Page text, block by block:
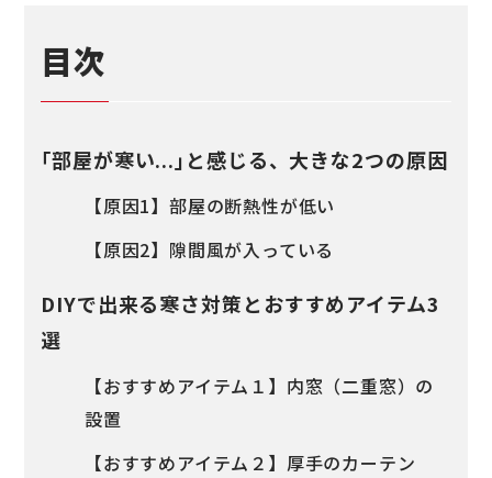
目次
｢部屋が寒い...｣と感じる、大きな2つの原因
【原因1】部屋の断熱性が低い
【原因2】隙間風が入っている
DIYで出来る寒さ対策とおすすめアイテム3
選
【おすすめアイテム１】内窓（二重窓）の
設置
【おすすめアイテム２】厚手のカーテン